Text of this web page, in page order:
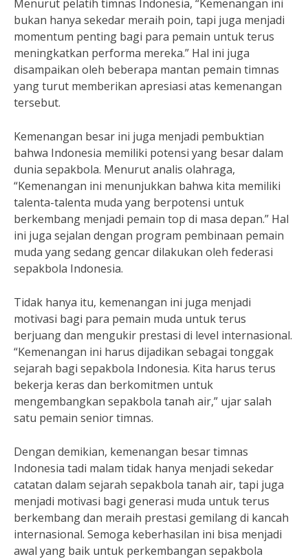
Menurut pelatih timnas Indonesia, “Kemenangan ini
bukan hanya sekedar meraih poin, tapi juga menjadi
momentum penting bagi para pemain untuk terus
meningkatkan performa mereka.” Hal ini juga
disampaikan oleh beberapa mantan pemain timnas
yang turut memberikan apresiasi atas kemenangan
tersebut.
Kemenangan besar ini juga menjadi pembuktian
bahwa Indonesia memiliki potensi yang besar dalam
dunia sepakbola. Menurut analis olahraga,
“Kemenangan ini menunjukkan bahwa kita memiliki
talenta-talenta muda yang berpotensi untuk
berkembang menjadi pemain top di masa depan.” Hal
ini juga sejalan dengan program pembinaan pemain
muda yang sedang gencar dilakukan oleh federasi
sepakbola Indonesia.
Tidak hanya itu, kemenangan ini juga menjadi
motivasi bagi para pemain muda untuk terus
berjuang dan mengukir prestasi di level internasional.
“Kemenangan ini harus dijadikan sebagai tonggak
sejarah bagi sepakbola Indonesia. Kita harus terus
bekerja keras dan berkomitmen untuk
mengembangkan sepakbola tanah air,” ujar salah
satu pemain senior timnas.
Dengan demikian, kemenangan besar timnas
Indonesia tadi malam tidak hanya menjadi sekedar
catatan dalam sejarah sepakbola tanah air, tapi juga
menjadi motivasi bagi generasi muda untuk terus
berkembang dan meraih prestasi gemilang di kancah
internasional. Semoga keberhasilan ini bisa menjadi
awal yang baik untuk perkembangan sepakbola